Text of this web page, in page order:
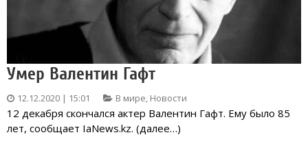
Умер Валентин Гафт
12.12.2020 | 15:01 В мире, Новости
12 декабря скончался актер Валентин Гафт. Ему было 85
лет, сообщает IaNews.kz. (далее…)